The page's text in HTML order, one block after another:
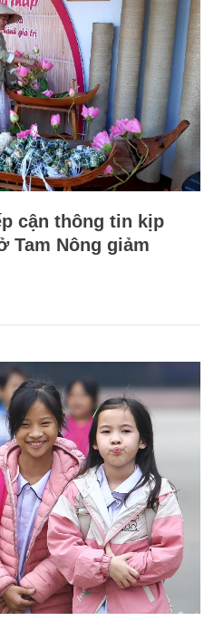
cận thông tin kịp
Tam Nông giảm